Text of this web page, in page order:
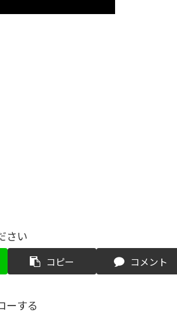
さい
コピー コメント
ーする